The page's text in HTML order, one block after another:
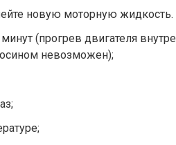
новую моторную жидкость.
(прогрев двигателя
невозможен);